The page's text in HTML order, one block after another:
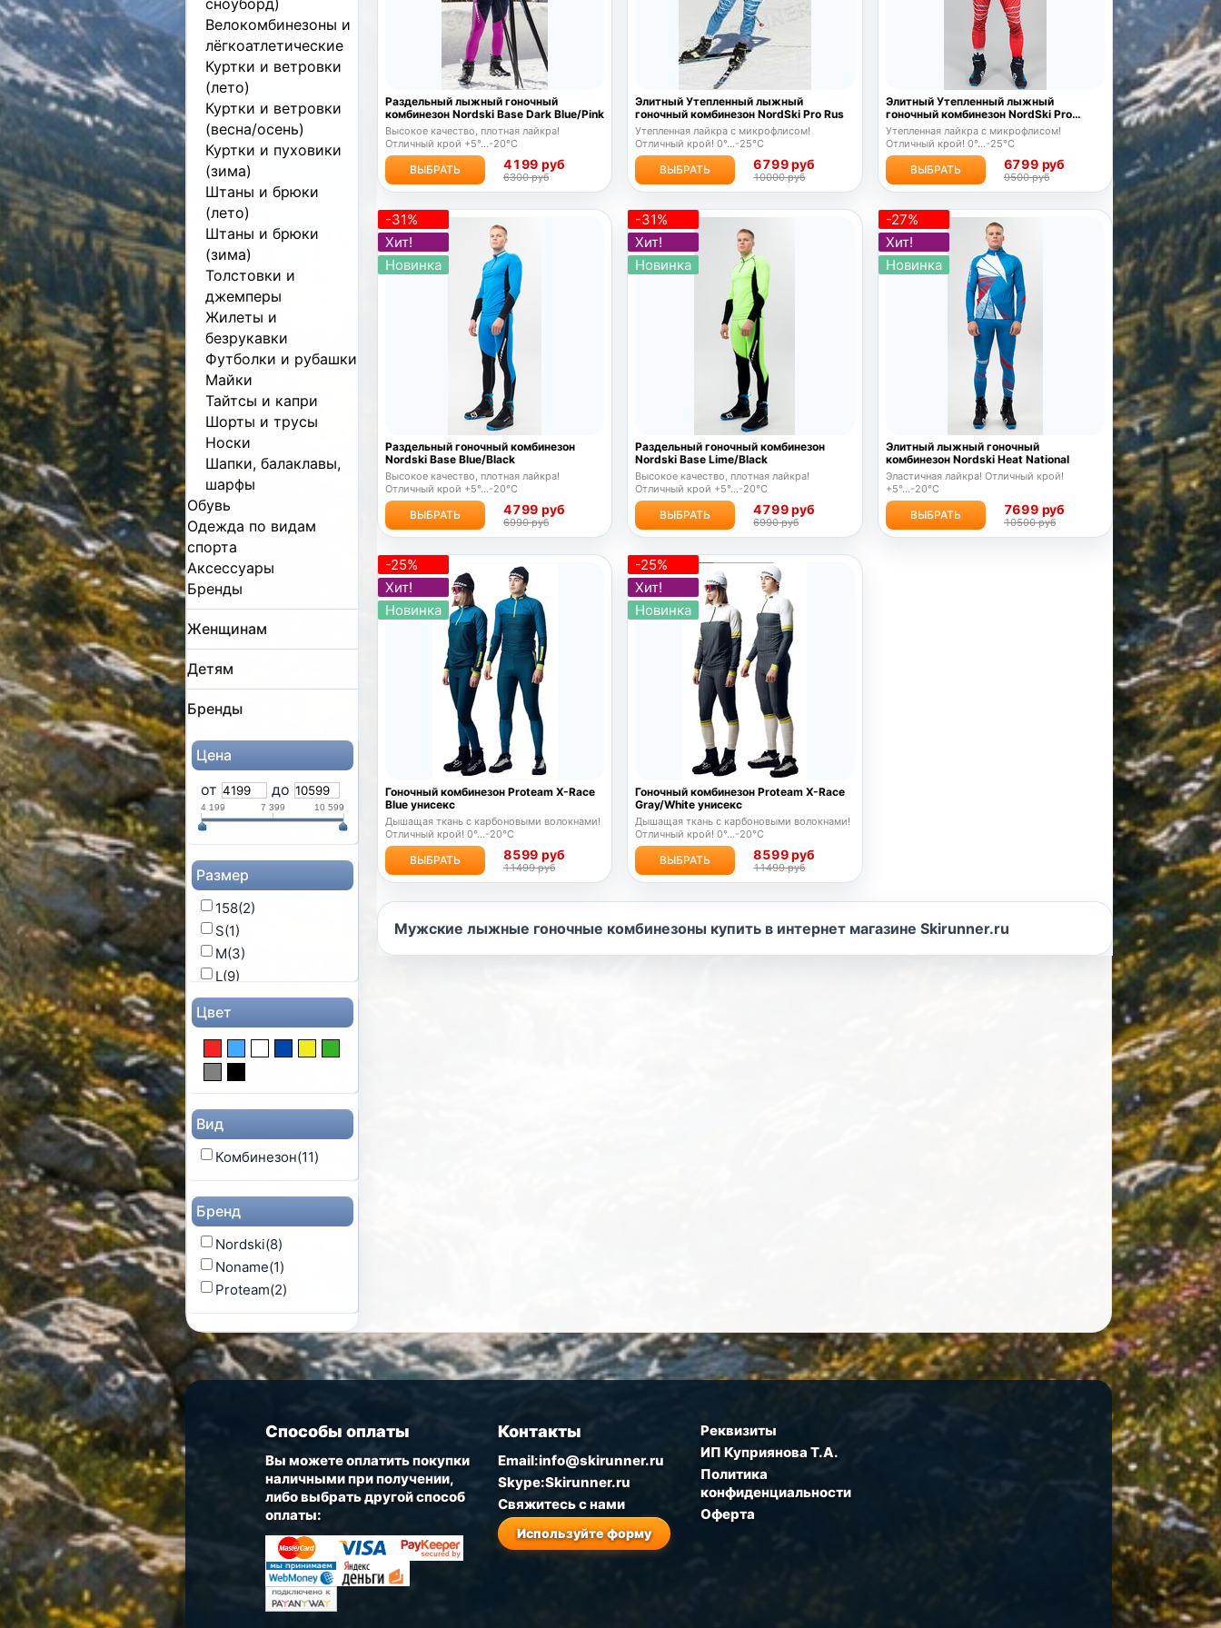
сноуборд)
Велокомбинезоны и
лёгкоатлетические
Куртки и ветровки
(лето)
Куртки и ветровки
(весна/осень)
Куртки и пуховики
(зима)
Штаны и брюки
(лето)
Штаны и брюки
(зима)
Толстовки и
джемперы
Жилеты и
безрукавки
Футболки и рубашки
Майки
Тайтсы и капри
Шорты и трусы
Носки
Шапки, балаклавы,
шарфы
Обувь
Одежда по видам
спорта
Аксессуары
Бренды
Женщинам
Детям
Бренды
Цена
от
до
4 199 7 399 10 599
Размер
158(2)
S(1)
M(3)
L(9)
XL(3)
XXL
Цвет
Вид
Комбинезон(11)
Бренд
Nordski(8)
Noname(1)
Proteam(2)
Раздельный лыжный гоночный
комбинезон Nordski Base Dark Blue/Pink
Высокое качество, плотная лайкра!
Отличный крой +5°...-20°С
ВЫБРАТЬ 4199 руб
6300 руб
Элитный Утепленный лыжный
гоночный комбинезон NordSki Pro Rus
Утепленная лайкра с микрофлисом!
Отличный крой! 0°...-25°С
ВЫБРАТЬ 6799 руб
10000 руб
Элитный Утепленный лыжный
гоночный комбинезон NordSki Pro
Red/Black
Утепленная лайкра с микрофлисом!
Отличный крой! 0°...-25°С
ВЫБРАТЬ 6799 руб
9500 руб
-31%
Хит!
Новинка
Раздельный гоночный комбинезон
Nordski Base Blue/Black
Высокое качество, плотная лайкра!
Отличный крой +5°...-20°С
ВЫБРАТЬ 4799 руб
6990 руб
-31%
Хит!
Новинка
Раздельный гоночный комбинезон
Nordski Base Lime/Black
Высокое качество, плотная лайкра!
Отличный крой +5°...-20°С
ВЫБРАТЬ 4799 руб
6990 руб
-27%
Хит!
Новинка
Элитный лыжный гоночный
комбинезон Nordski Heat National
Эластичная лайкра! Отличный крой!
+5°...-20°С
ВЫБРАТЬ 7699 руб
10500 руб
-25%
Хит!
Новинка
Гоночный комбинезон Proteam X-Race
Blue унисекс
Дышащая ткань с карбоновыми волокнами!
Отличный крой! 0°...-20°С
ВЫБРАТЬ 8599 руб
11499 руб
-25%
Хит!
Новинка
Гоночный комбинезон Proteam X-Race
Gray/White унисекс
Дышащая ткань с карбоновыми волокнами!
Отличный крой! 0°...-20°С
ВЫБРАТЬ 8599 руб
11499 руб
Мужские лыжные гоночные комбинезоны купить в интернет магазине Skirunner.ru
Способы оплаты
Вы можете оплатить покупки
наличными при получении,
либо выбрать другой способ
оплаты:
Контакты
Email:info@skirunner.ru
Skype:Skirunner.ru
Свяжитесь с нами
Используйте форму
Реквизиты
ИП Куприянова Т.А.
Политика
конфиденциальности
Оферта